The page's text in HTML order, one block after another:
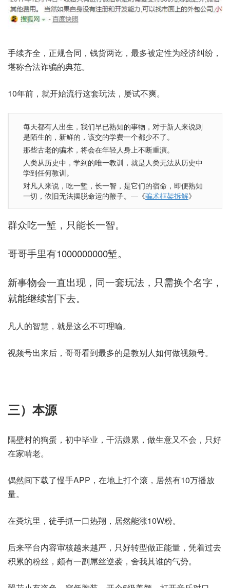
手续齐全，正规合同，钱货两讫，最多被定性为经济纠纷，
堪称合法诈骗的典范。
10年前，就开始流行这套玩法，屡试不爽。
每天都有人出生，我们早已熟知的事物，对于新人来说则
是陌生的，新鲜的，该交的学费一个都少不了。
那些古老的骗术，将会在年轻人身上不断重演。
人类从历史中，学到的唯一教训，就是人类无法从历史中
学到任何教训。
对凡人来说，吃一堑，长一智，是它们的宿命，即便熟知
一切，依旧无法摆脱命运的鞭子。—《骗术框架拆解》
群众吃一堑，只能长一智。
哥哥手里有1000000000堑。
新事物会一直出现，同一套玩法，只需换个名字，
就能继续割下去。
凡人的智慧，就是这么不可理喻。
视频号出来后，哥哥看到最多的是教别人如何做视频号。
三）本源
隔壁村的狗蛋，初中毕业，干活嫌累，做生意又不会，只好
在家啃老。
偶然间下载了慢手APP，在地上打个滚，居然有10万播放
量。
在粪坑里，徒手抓一口热翔，居然能涨10W粉。
后来平台内容审核越来越严，只好转型做正能量，凭着过去
积累的粉丝，颇有一副屌丝逆袭，舍我其谁的气势。